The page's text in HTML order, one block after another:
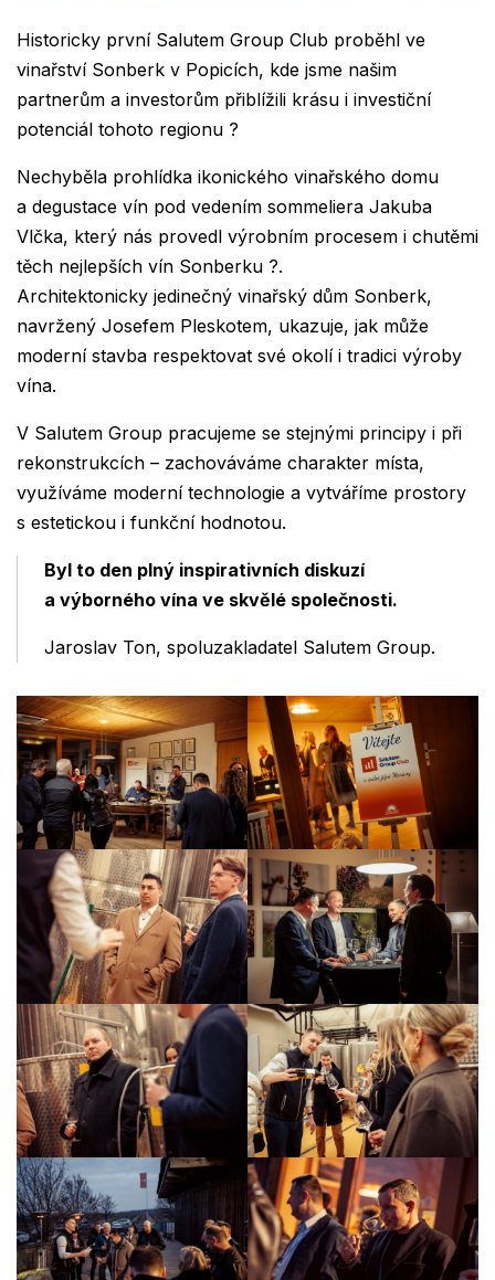
Historicky první Salutem Group Club proběhl ve
vinařství Sonberk v Popicích, kde jsme našim
partnerům a investorům přiblížili krásu i investiční
potenciál tohoto regionu ?
Nechyběla prohlídka ikonického vinařského domu
a degustace vín pod vedením sommeliera Jakuba
Vlčka, který nás provedl výrobním procesem i chutěmi
těch nejlepších vín Sonberku ?.
Architektonicky jedinečný vinařský dům Sonberk,
navržený Josefem Pleskotem, ukazuje, jak může
moderní stavba respektovat své okolí i tradici výroby
vína.
V Salutem Group pracujeme se stejnými principy i při
rekonstrukcích – zachováváme charakter místa,
využíváme moderní technologie a vytváříme prostory
s estetickou i funkční hodnotou.
Byl to den plný inspirativních diskuzí
a výborného vína ve skvělé společnosti.
Jaroslav Ton, spoluzakladatel Salutem Group.